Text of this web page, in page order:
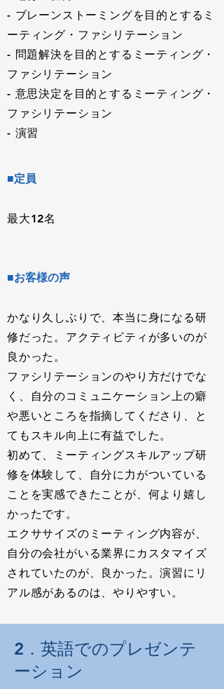
- ブレーンストーミングを目的とするミ
ーティング・ファシリテーション
- 問題解決を目的とするミーティング・
ファシリテーション
- 意思決定を目的とするミーティング・
ファシリテーション
- 演習
■定員
最大12名
■お客様の声
かなり久しぶりで、本当に身になる研
修だった。アクティビティが多いのが
良かった。
ファシリテーションのやり方だけでな
く、自分のコミュニケーション上の癖
や悪いところを指摘してくださり、と
てもスキル向上に有益でした。
初めて、ミーティングスキルアップ研
修を体験して、自分に力がついている
ことを実感できたことが、何より嬉し
かったです。
エクササイズのミーティング内容が、
自分の会社がいる業界にカスタマイズ
されていたのが、良かった。演習にリ
アル感があるのは、やりやすい。
2．英語でのプレゼンテ
ーション